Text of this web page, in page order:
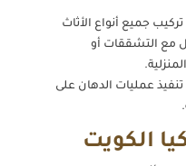
جميع أنواع الأثاث
مع التشققات أو
عمليات الدهان على
الكويت